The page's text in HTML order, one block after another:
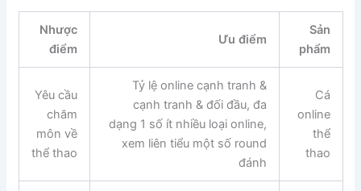
Sản
phẩm
Ưu điểm
Nhược
điểm
Cá
online
thể
thao
Tỷ lệ online cạnh tranh &
cạnh tranh & đối đầu, đa
dạng 1 số ít nhiều loại online,
xem liên tiểu một số round
đánh
Yêu cầu
chăm
môn về
thể thao